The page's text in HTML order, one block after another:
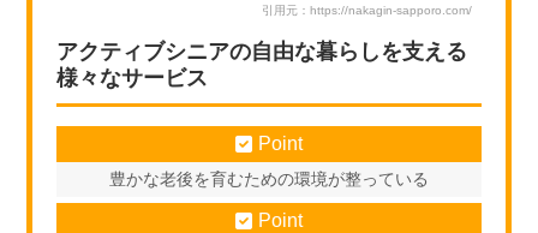
引用元：https://nakagin-sapporo.com/
アクティブシニアの自由な暮らしを支える
様々なサービス
Point
豊かな老後を育むための環境が整っている
Point